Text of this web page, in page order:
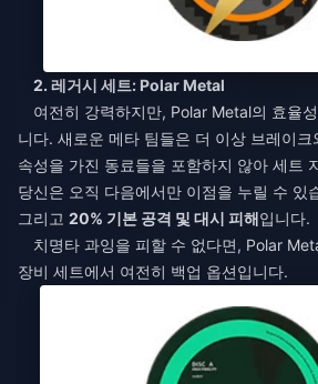
2. 레거시 세트: Polar Metal
여전히 강력하지만, Polar Metal의 효율
니다. 새로운 메타 팀들은 더 이상 브레이
속성을 가진 동료들을 포함하지 않아 세트
당신은 오직 다음에서만 이점을 누릴 수 있
그리고 20% 기본 공격 및 대시 피해입니다.
치명타 과잉을 피할 수 없다면, Polar
장비 세트에서 여전히 백업 옵션입니다.